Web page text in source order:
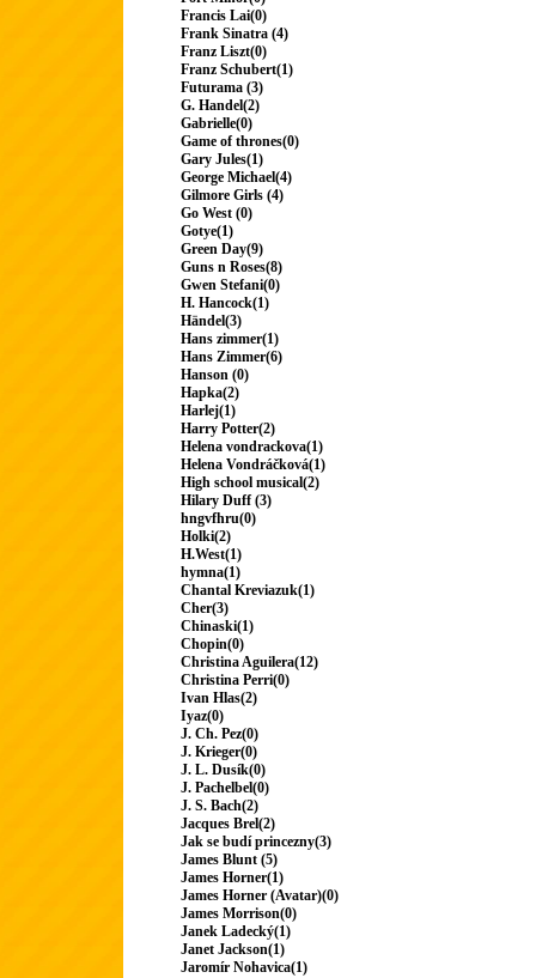
Francis Lai(0)
Frank Sinatra (4)
Franz Liszt(0)
Franz Schubert(1)
Futurama (3)
G. Handel(2)
Gabrielle(0)
Game of thrones(0)
Gary Jules(1)
George Michael(4)
Gilmore Girls (4)
Go West (0)
Gotye(1)
Green Day(9)
Guns n Roses(8)
Gwen Stefani(0)
H. Hancock(1)
Händel(3)
Hans zimmer(1)
Hans Zimmer(6)
Hanson (0)
Hapka(2)
Harlej(1)
Harry Potter(2)
Helena vondrackova(1)
Helena Vondráčková(1)
High school musical(2)
Hilary Duff (3)
hngvfhru(0)
Holki(2)
H.West(1)
hymna(1)
Chantal Kreviazuk(1)
Cher(3)
Chinaski(1)
Chopin(0)
Christina Aguilera(12)
Christina Perri(0)
Ivan Hlas(2)
Iyaz(0)
J. Ch. Pez(0)
J. Krieger(0)
J. L. Dusík(0)
J. Pachelbel(0)
J. S. Bach(2)
Jacques Brel(2)
Jak se budí princezny(3)
James Blunt (5)
James Horner(1)
James Horner (Avatar)(0)
James Morrison(0)
Janek Ladecký(1)
Janet Jackson(1)
Jaromír Nohavica(1)